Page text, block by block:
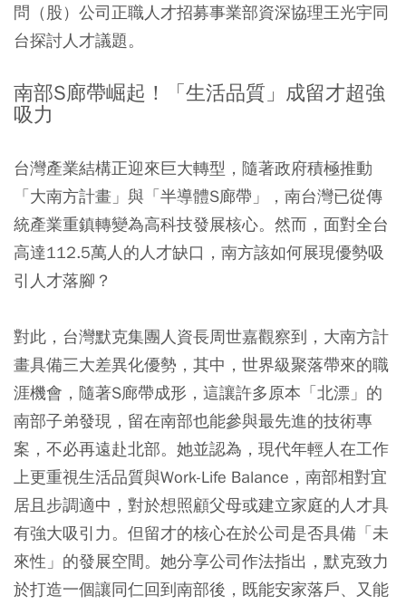
問（股）公司正職人才招募事業部資深協理王光宇同
台探討人才議題。
南部S廊帶崛起！「生活品質」成留才超強
吸力
台灣產業結構正迎來巨大轉型，隨著政府積極推動
「大南方計畫」與「半導體S廊帶」，南台灣已從傳
統產業重鎮轉變為高科技發展核心。然而，面對全台
高達112.5萬人的人才缺口，南方該如何展現優勢吸
引人才落腳？
對此，台灣默克集團人資長周世嘉觀察到，大南方計
畫具備三大差異化優勢，其中，世界級聚落帶來的職
涯機會，隨著S廊帶成形，這讓許多原本「北漂」的
南部子弟發現，留在南部也能參與最先進的技術專
案，不必再遠赴北部。她並認為，現代年輕人在工作
上更重視生活品質與Work-Life Balance，南部相對宜
居且步調適中，對於想照顧父母或建立家庭的人才具
有強大吸引力。但留才的核心在於公司是否具備「未
來性」的發展空間。她分享公司作法指出，默克致力
於打造一個讓同仁回到南部後，既能安家落戶、又能